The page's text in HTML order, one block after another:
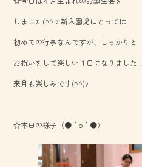
e
b
o
ok
しました(^^ゞ新入園児にとっては
初めての行事なんですが、しっかりと
お祝いをして楽しい１日になりました！
来月も楽しみです(^^)v
☆本日の様子（●＾o＾●）